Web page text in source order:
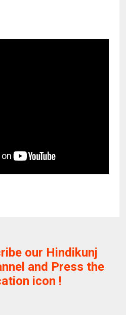
our Hindikunj
and Press the
icon !